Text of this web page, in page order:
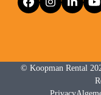
FacebookInstagram
©Koopman Rental
Privacy